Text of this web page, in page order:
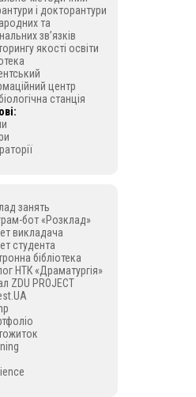
і докторантури
та
зв’язків
якості освіти
центр
станція
занять
бот «Розклад»
викладача
студента
бібліотека
НТК «Драматургія»
ZDU PROJECT